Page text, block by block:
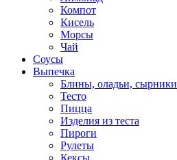
Компот
Кисель
Морсы
Чай
Соусы
Выпечка
Блины, оладьи, сырники
Тесто
Пицца
Изделия из теста
Пироги
Рулеты